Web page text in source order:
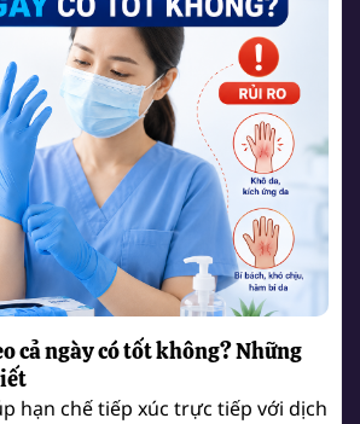
cả ngày có tốt không? Những
hạn chế tiếp xúc trực tiếp với dịch